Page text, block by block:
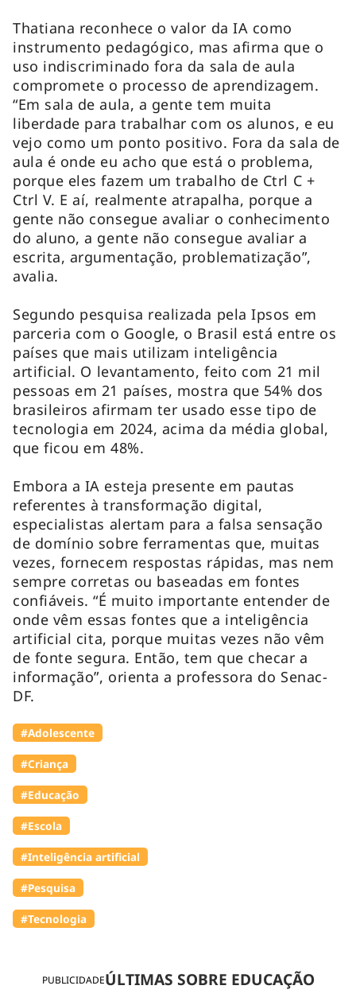
PUBLICIDADEÚLTIMAS SOBRE EDUCAÇÃO
Thatiana reconhece o valor da IA como
instrumento pedagógico, mas afirma que o
uso indiscriminado fora da sala de aula
compromete o processo de aprendizagem.
“Em sala de aula, a gente tem muita
liberdade para trabalhar com os alunos, e eu
vejo como um ponto positivo. Fora da sala de
aula é onde eu acho que está o problema,
porque eles fazem um trabalho de Ctrl C +
Ctrl V. E aí, realmente atrapalha, porque a
gente não consegue avaliar o conhecimento
do aluno, a gente não consegue avaliar a
escrita, argumentação, problematização”,
avalia.
Segundo pesquisa realizada pela Ipsos em
parceria com o Google, o Brasil está entre os
países que mais utilizam inteligência
artificial. O levantamento, feito com 21 mil
pessoas em 21 países, mostra que 54% dos
brasileiros afirmam ter usado esse tipo de
tecnologia em 2024, acima da média global,
que ficou em 48%.
Embora a IA esteja presente em pautas
referentes à transformação digital,
especialistas alertam para a falsa sensação
de domínio sobre ferramentas que, muitas
vezes, fornecem respostas rápidas, mas nem
sempre corretas ou baseadas em fontes
confiáveis. “É muito importante entender de
onde vêm essas fontes que a inteligência
artificial cita, porque muitas vezes não vêm
de fonte segura. Então, tem que checar a
informação”, orienta a professora do Senac-
DF.
#Adolescente
#Criança
#Educação
#Escola
#Inteligência artificial
#Pesquisa
#Tecnologia